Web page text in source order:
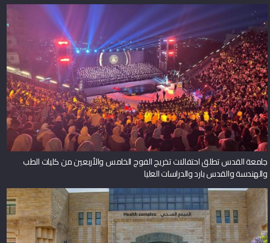
جامعة القدس تطلق احتفالات تخريج الفوج الخامس والأربعين من كليات الطب
والهندسة والقدس بارد والدراسات العليا